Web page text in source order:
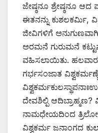
ಜೇಷ್ಠನೂ ಶ್ರೇಷ್ಠನೂ ಆದ
ಈತನನ್ನು ಕುಶಲಕರ್ಮಿ,
ಜೀವಿಗಳಿಗೆ
ಅರಮನೆ ಗುರುಮನೆ
ವಹಿಸಲಾಯಿತು. ಹಲವಾರು
ಗರ್ಭಸಂಜಾತ
ದೇವಶಿಲ್ಪಿ ಆದಿಬ್ರಾಹ್ಮಣ?
ನಾಮಧೇಯದಿಂದ
ವಿಶ್ವಕರ್ಮ ಜನಾಂಗದ